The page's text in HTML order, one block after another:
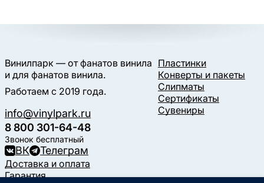
Винилпарк — от фанатов винила
и для фанатов винила.
Работаем с 2019 года.
info@vinylpark.ru
8 800 301-64-48
Звонок бесплатный
ВК Телеграм
Пластинки
Конверты и пакеты
Слипматы
Сертификаты
Сувениры
Доставка и оплата
Гарантия